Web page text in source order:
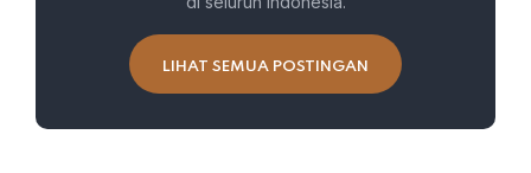
LIHAT SEMUA POSTINGAN